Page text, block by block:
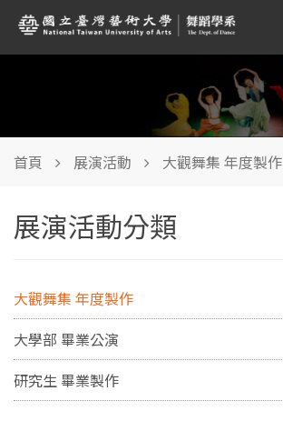
首頁 展演活動 大觀舞集 年度製作
展演活動分類
大觀舞集 年度製作
大學部 畢業公演
研究生 畢業製作